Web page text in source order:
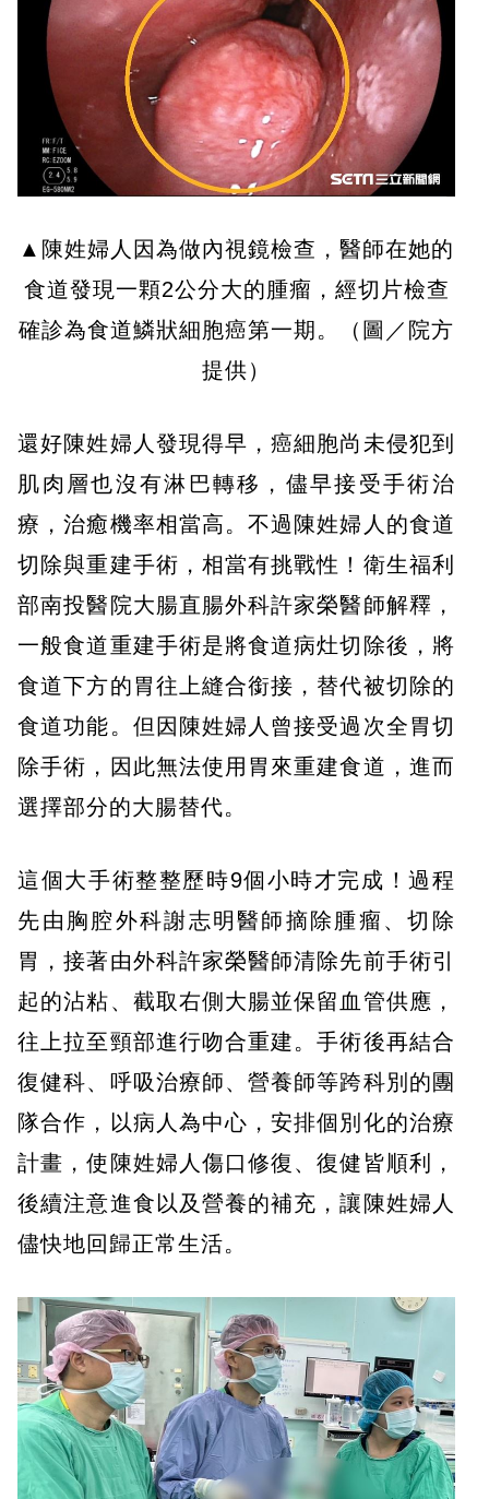
▲陳姓婦人因為做內視鏡檢查，醫師在她的
食道發現一顆2公分大的腫瘤，經切片檢查
確診為食道鱗狀細胞癌第一期。（圖／院方
提供）
還好陳姓婦人發現得早，癌細胞尚未侵犯到
肌肉層也沒有淋巴轉移，儘早接受手術治
療，治癒機率相當高。不過陳姓婦人的食道
切除與重建手術，相當有挑戰性！衛生福利
部南投醫院大腸直腸外科許家榮醫師解釋，
一般食道重建手術是將食道病灶切除後，將
食道下方的胃往上縫合銜接，替代被切除的
食道功能。但因陳姓婦人曾接受過次全胃切
除手術，因此無法使用胃來重建食道，進而
選擇部分的大腸替代。
這個大手術整整歷時9個小時才完成！過程
先由胸腔外科謝志明醫師摘除腫瘤、切除
胃，接著由外科許家榮醫師清除先前手術引
起的沾粘、截取右側大腸並保留血管供應，
往上拉至頸部進行吻合重建。手術後再結合
復健科、呼吸治療師、營養師等跨科別的團
隊合作，以病人為中心，安排個別化的治療
計畫，使陳姓婦人傷口修復、復健皆順利，
後續注意進食以及營養的補充，讓陳姓婦人
儘快地回歸正常生活。